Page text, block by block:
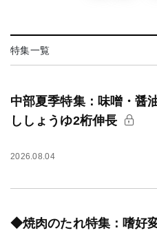
特集一覧
中部夏季特集：味噌・
ししょうゆ2桁伸長
2026.08.04
◆焼肉のたれ特集：嗜好